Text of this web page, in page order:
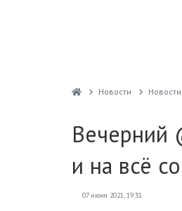
Новости
Вечерний
и на всё
07 июня 2021, 19:31